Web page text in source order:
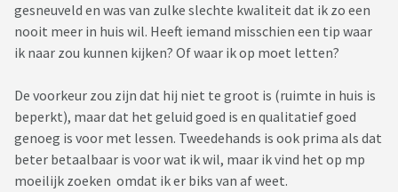
gesneuveld en was van zulke slechte kwaliteit dat ik zo een
nooit meer in huis wil. Heeft iemand misschien een tip waar
ik naar zou kunnen kijken? Of waar ik op moet letten?
De voorkeur zou zijn dat hij niet te groot is (ruimte in huis is
beperkt), maar dat het geluid goed is en qualitatief goed
genoeg is voor met lessen. Tweedehands is ook prima als dat
beter betaalbaar is voor wat ik wil, maar ik vind het op mp
moeilijk zoeken omdat ik er biks van af weet.